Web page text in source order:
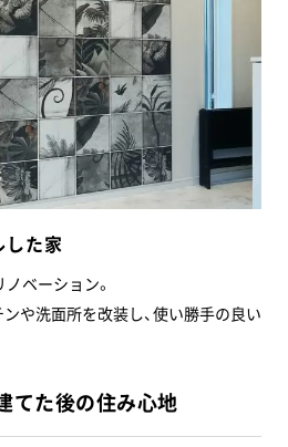
した家
ベーション。
や洗面所を改装し、使い勝手の良い
てた後の住み心地